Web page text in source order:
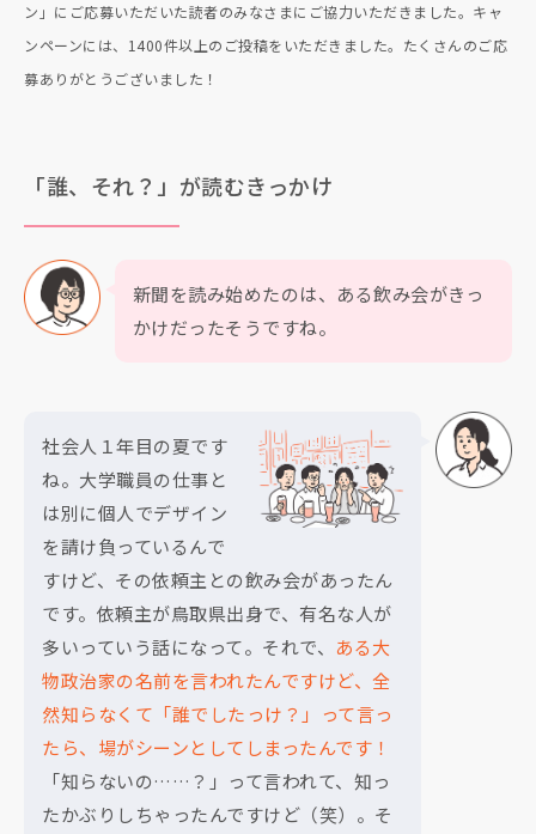
ン」にご応募いただいた読者のみなさまにご協力いただきました。キャ
ンペーンには、1400件以上のご投稿をいただきました。たくさんのご応
募ありがとうございました！
「誰、それ？」が読むきっかけ
新聞を読み始めたのは、ある飲み会がきっ
かけだったそうですね。
社会人１年目の夏です
ね。大学職員の仕事と
は別に個人でデザイン
を請け負っているんで
すけど、その依頼主との飲み会があったん
です。依頼主が鳥取県出身で、有名な人が
多いっていう話になって。それで、 ある大
物政治家の名前を言われたんですけど、全
然知らなくて「誰でしたっけ？」って言っ
たら、場がシーンとしてしまったんです！
「知らないの……？」って言われて、知っ
たかぶりしちゃったんですけど（笑）。そ